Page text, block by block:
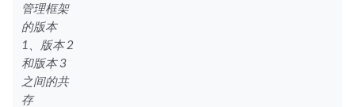
管理框架
的版本
1、版本 2
和版本 3
之间的共
存